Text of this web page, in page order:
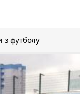
з футболу